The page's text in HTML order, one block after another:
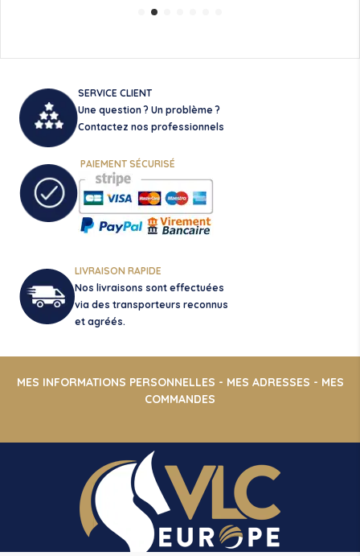
SERVICE CLIENT
Une question ? Un problème ?
Contactez nos professionnels
PAIEMENT SÉCURISÉ
LIVRAISON RAPIDE
Nos livraisons sont effectuées
via des transporteurs reconnus
et agréés.
MES INFORMATIONS PERSONNELLES - MES ADRESSES - MES
COMMANDES